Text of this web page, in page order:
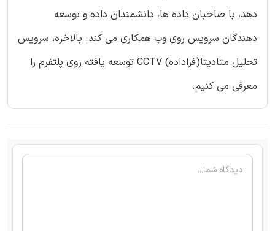
دهد، با صاحبان داده ها، دانشمندان داده و توسعه
دهندگان سرویس روی وب همکاری می کند. بالاخره، سرویس
تحلیل متادیتا(فراداده) CCTV توسعه یافته روی پلتفرم را
معرفی می کنیم.